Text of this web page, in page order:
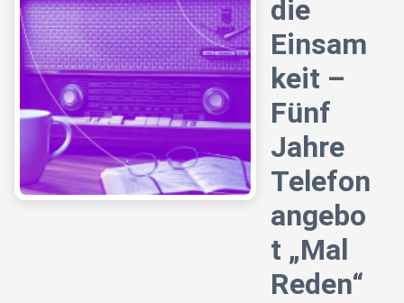
die
Einsam
keit –
Fünf
Jahre
Telefon
angebo
t „Mal
Reden“